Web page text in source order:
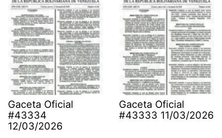
Gaceta Oficial
#43334
12/03/2026
Gaceta Oficial
#43333 11/03/2026